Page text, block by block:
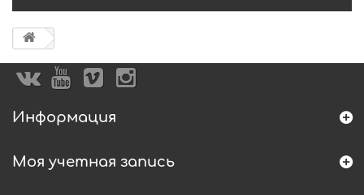
Информация
Моя учетная запись